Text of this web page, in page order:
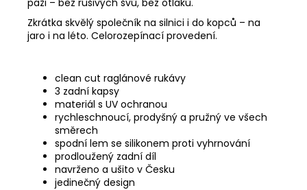
Zkrátka skvělý společník na silnici i do kopců – na
jaro i na léto. Celorozepínací provedení.
clean cut raglánové rukávy
3 zadní kapsy
materiál s UV ochranou
rychleschnoucí, prodyšný a pružný ve všech
směrech
spodní lem se silikonem proti vyhrnování
prodloužený zadní díl
navrženo a ušito v Česku
jedinečný design